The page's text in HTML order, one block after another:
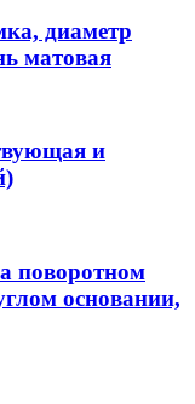
диаметр
матовая
и
поворотном
основании,